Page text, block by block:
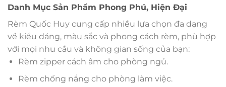
Danh Mục Sản Phẩm Phong Phú, Hiện Đại
Rèm Quốc Huy cung cấp nhiều lựa chọn đa dạng
về kiểu dáng, màu sắc và phong cách rèm, phù hợp
với mọi nhu cầu và không gian sống của bạn:
Rèm zipper cách âm cho phòng ngủ.
Rèm chống nắng cho phòng làm việc.